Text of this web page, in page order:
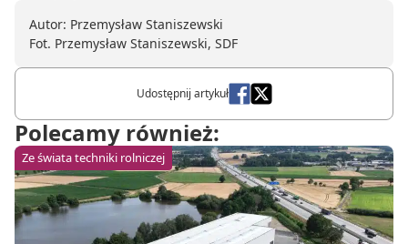
Autor: Przemysław Staniszewski
Fot. Przemysław Staniszewski, SDF
Udostępnij artykuł
Polecamy również:
Ze świata techniki rolniczej